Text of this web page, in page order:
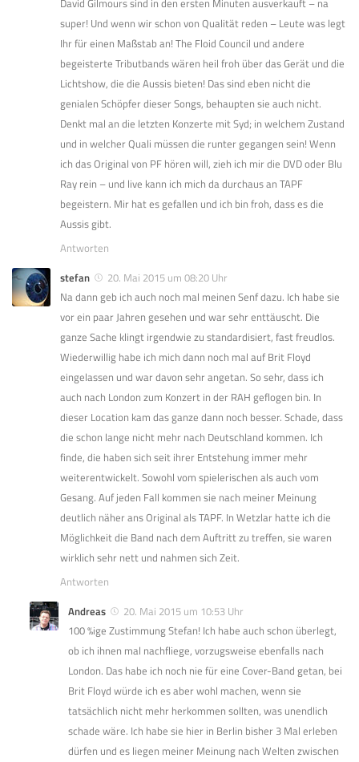
David Gilmours sind in den ersten Minuten ausverkauft – na
super! Und wenn wir schon von Qualität reden – Leute was legt
Ihr für einen Maßstab an! The Floid Council und andere
begeisterte Tributbands wären heil froh über das Gerät und die
Lichtshow, die die Aussis bieten! Das sind eben nicht die
genialen Schöpfer dieser Songs, behaupten sie auch nicht.
Denkt mal an die letzten Konzerte mit Syd; in welchem Zustand
und in welcher Quali müssen die runter gegangen sein! Wenn
ich das Original von PF hören will, zieh ich mir die DVD oder Blu
Ray rein – und live kann ich mich da durchaus an TAPF
begeistern. Mir hat es gefallen und ich bin froh, dass es die
Aussis gibt.
Antworten
stefan
20. Mai 2015 um 08:20 Uhr
Na dann geb ich auch noch mal meinen Senf dazu. Ich habe sie
vor ein paar Jahren gesehen und war sehr enttäuscht. Die
ganze Sache klingt irgendwie zu standardisiert, fast freudlos.
Wiederwillig habe ich mich dann noch mal auf Brit Floyd
eingelassen und war davon sehr angetan. So sehr, dass ich
auch nach London zum Konzert in der RAH geflogen bin. In
dieser Location kam das ganze dann noch besser. Schade, dass
die schon lange nicht mehr nach Deutschland kommen. Ich
finde, die haben sich seit ihrer Entstehung immer mehr
weiterentwickelt. Sowohl vom spielerischen als auch vom
Gesang. Auf jeden Fall kommen sie nach meiner Meinung
deutlich näher ans Original als TAPF. In Wetzlar hatte ich die
Möglichkeit die Band nach dem Auftritt zu treffen, sie waren
wirklich sehr nett und nahmen sich Zeit.
Antworten
Andreas
20. Mai 2015 um 10:53 Uhr
100 %ige Zustimmung Stefan! Ich habe auch schon überlegt,
ob ich ihnen mal nachfliege, vorzugsweise ebenfalls nach
London. Das habe ich noch nie für eine Cover-Band getan, bei
Brit Floyd würde ich es aber wohl machen, wenn sie
tatsächlich nicht mehr herkommen sollten, was unendlich
schade wäre. Ich habe sie hier in Berlin bisher 3 Mal erleben
dürfen und es liegen meiner Meinung nach Welten zwischen